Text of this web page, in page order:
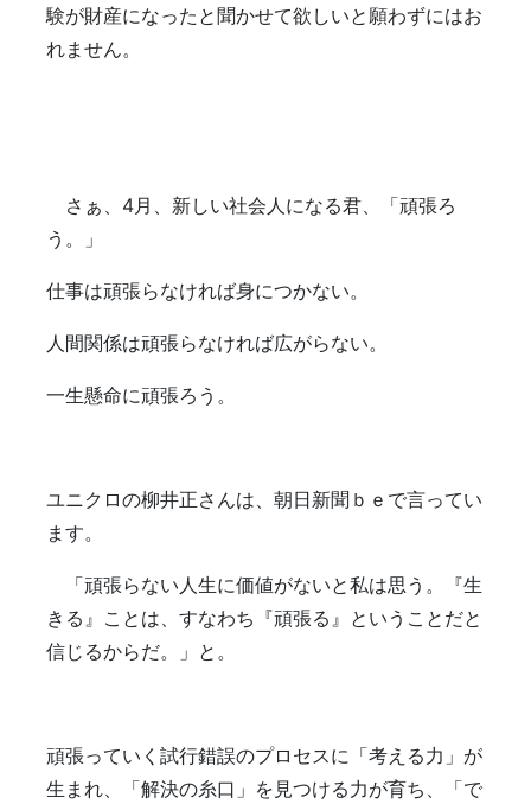
験が財産になったと聞かせて欲しいと願わずにはお
れません。
さぁ、4月、新しい社会人になる君、「頑張ろ
う。」
仕事は頑張らなければ身につかない。
人間関係は頑張らなければ広がらない。
一生懸命に頑張ろう。
ユニクロの柳井正さんは、朝日新聞ｂｅで言ってい
ます。
「頑張らない人生に価値がないと私は思う。『生
きる』ことは、すなわち『頑張る』ということだと
信じるからだ。」と。
頑張っていく試行錯誤のプロセスに「考える力」が
生まれ、「解決の糸口」を見つける力が育ち、「で